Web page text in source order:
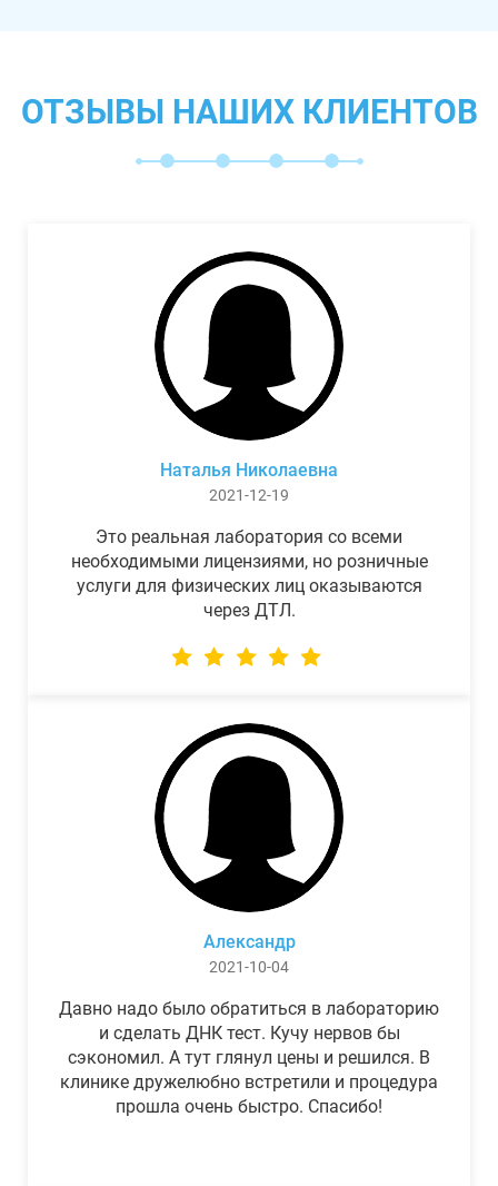
ОТЗЫВЫ НАШИХ КЛИЕНТОВ
Наталья Николаевна
2021-12-19
Это реальная лаборатория со всеми
необходимыми лицензиями, но розничные
услуги для физических лиц оказываются
через ДТЛ.
Александр
2021-10-04
Давно надо было обратиться в лабораторию
и сделать ДНК тест. Кучу нервов бы
сэкономил. А тут глянул цены и решился. В
клинике дружелюбно встретили и процедура
прошла очень быстро. Спасибо!